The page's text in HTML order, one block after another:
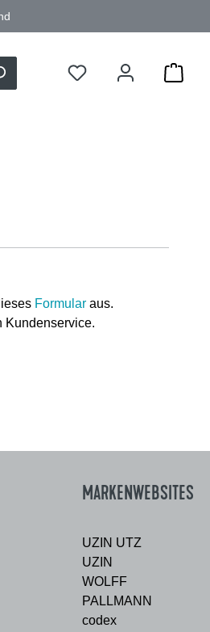
Formular aus.
Kundenservice.
MARKENWEBSITES
UZIN UTZ
UZIN
WOLFF
PALLMANN
codex